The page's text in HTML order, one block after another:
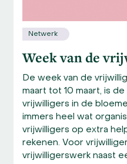
buttons
Netwerk
Week van de
De week van de
maart tot 10 maart, is
vrijwilligers in de
immers heel wat
vrijwilligers op extra
rekenen. Voor
vrijwilligerswerk naast